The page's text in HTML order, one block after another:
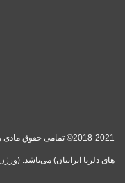
2018-2021© تمامی
های دلربا ایرانیان) می‌باشد. (ورژن 1.00.11)